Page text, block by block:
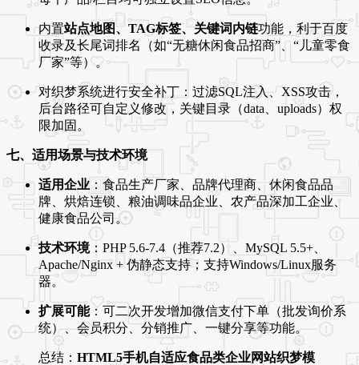
内置站点地图、TAG标签、关键词内链功能，利于百度
收录及长尾词排名（如“无糖休闲食品招商”、“儿童零食
厂家”等）。
对织梦系统进行安全补丁：过滤SQL注入、XSS攻击，
后台路径可自定义修改，关键目录（data、uploads）权
限加固。
七、适用场景与技术环境
适用企业 ：食品生产厂家、品牌代理商、休闲食品品
牌、烘焙连锁、粮油调味品企业、农产品深加工企业、
健康食品公司。
技术环境：PHP 5.6-7.4（推荐7.2）、MySQL 5.5+、
Apache/Nginx + 伪静态支持；支持Windows/Linux服务
器。
扩展可能：可二次开发增加微信支付下单（批发询价系
统）、会员积分、分销推广、一键分享等功能。
总结： HTML5手机自适应食品类企业网站织梦模